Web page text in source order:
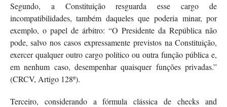
Segundo, a Constituição resguarda esse cargo de
incompatibilidades, também daqueles que poderia minar, por
exemplo, o papel de árbitro: “O Presidente da República não
pode, salvo nos casos expressamente previstos na Constituição,
exercer qualquer outro cargo político ou outra função pública e,
em nenhum caso, desempenhar quaisquer funções privadas.”
(CRCV, Artigo 128º).
Terceiro, considerando a fórmula clássica de checks and